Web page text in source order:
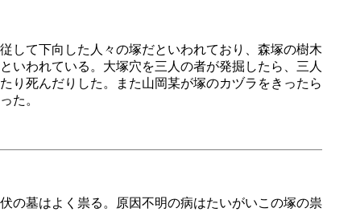
して下向した人々の塚だといわれており、森塚の樹木
いわれている。大塚穴を三人の者が発掘したら、三人
り死んだりした。また山岡某が塚のカヅラをきったら
た。
の墓はよく祟る。原因不明の病はたいがいこの塚の祟